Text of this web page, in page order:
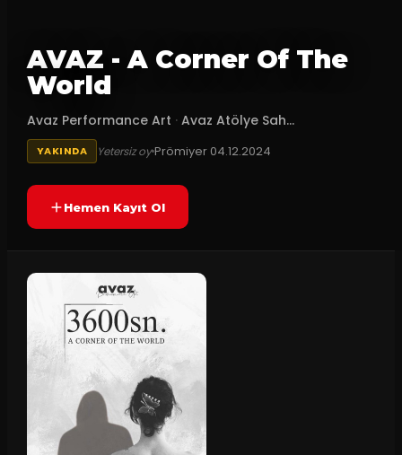
AVAZ - A Corner Of The
World
Avaz Performance Art · Avaz Atölye Sah...
YAKINDA Yetersiz oyPrömiyer 04.12.2024
Hemen Kayıt Ol